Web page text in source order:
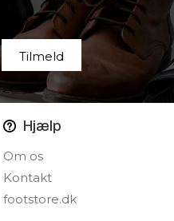
Hjælp
Om os
Kontakt
footstore.dk